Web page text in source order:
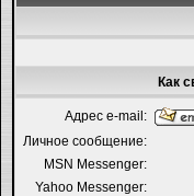
Как
Адрес e-mail:
Личное сообщение:
MSN Messenger:
Yahoo Messenger: